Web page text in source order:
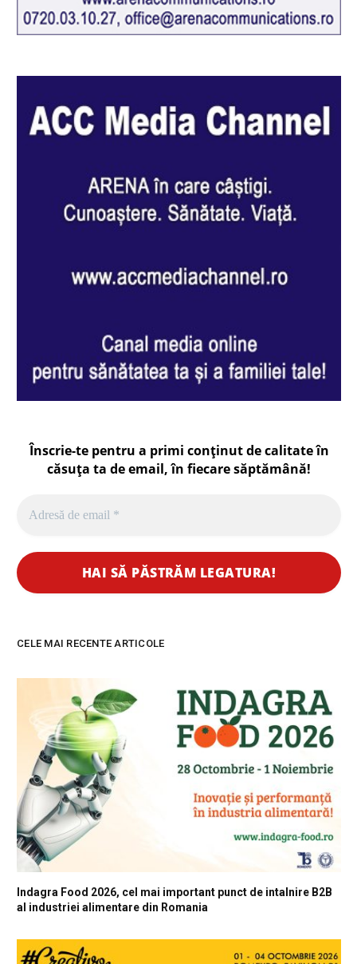
Înscrie-te pentru a primi conținut de calitate în
căsuța ta de email, în fiecaresăptămână!
CELE MAI RECENTE ARTICOLE
Indagra Food 2026, cel mai important punct de intalnire B2B
al industriei alimentare din Romania